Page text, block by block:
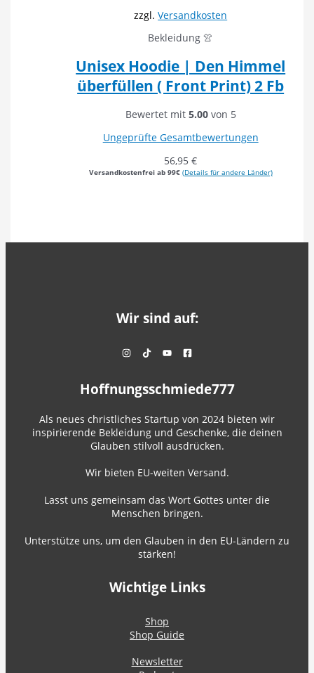
zzgl.Versandkosten
Bekleidung 👚
Unisex Hoodie | Den Himmel
überfüllen ( Front Print) 2 Fb
Bewertet mit 5.00von 5
Ungeprüfte Gesamtbewertungen
56,95€
Versandkostenfrei ab 99€ (Details für andere Länder)
Wir sind auf:
Hoffnungsschmiede777
Als neues christliches Startup von 2024 bieten wir
inspirierende Bekleidung und Geschenke, die deinen
Glauben stilvoll ausdrücken.
Wir bieten EU-weiten Versand.
Lasst uns gemeinsam das Wort Gottes unter die
Menschen bringen.
Unterstütze uns, um den Glauben in den EU-Ländern zu
stärken!
Wichtige Links
Shop
Shop Guide
Newsletter